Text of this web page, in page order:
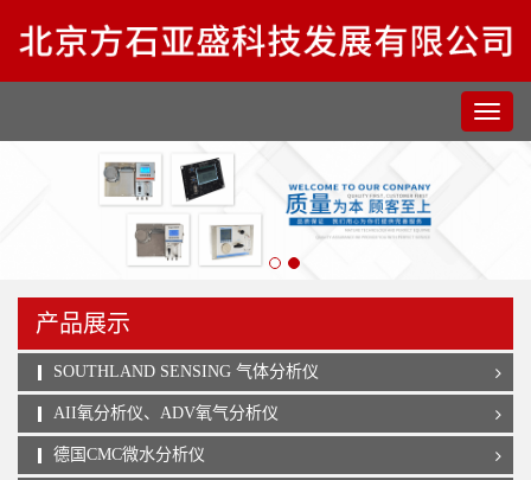
产品展示
SOUTHLAND SENSING 气体分析仪
AII氧分析仪、ADV氧气分析仪
德国CMC微水分析仪